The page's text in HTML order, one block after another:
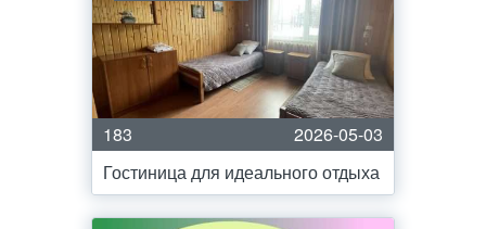
183
2026-05-03
Гостиница для идеального отдыха